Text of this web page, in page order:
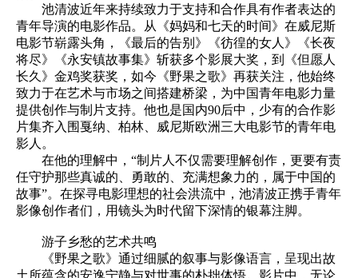
池清波近年来持续致力于支持和合作具有作者表达的
青年导演的电影作品。从《妈妈和七天的时间》在威尼斯
电影节崭露头角，《最后的告别》《彷徨的女人》《长夜
将尽》《永安镇故事集》斩获多个影展大奖，到《但愿人
长久》金鸡奖获奖，如今《野果之歌》再获关注，他始终
致力于在艺术与市场之间搭建桥梁，为中国青年电影力量
提供创作与制片支持。他也是国内90后中，少有的合作影
片集齐入围戛纳、柏林、威尼斯欧洲三大电影节的青年电
影人。
在他的理解中，“制片人不仅需要理解创作，更要有责
任守护那些真诚的、勇敢的、充满想象力的，属于中国的
故事”。在探寻电影理想的社会洪流中，池清波正携手青年
影像创作者们，用镜头为时代留下深情的银幕注脚。
游子乡愁的艺术共鸣
《野果之歌》通过细腻的叙事与影像语言，呈现出故
土所蕴含的安逸宁静与对世事的朴拙体悟。影片中，无论